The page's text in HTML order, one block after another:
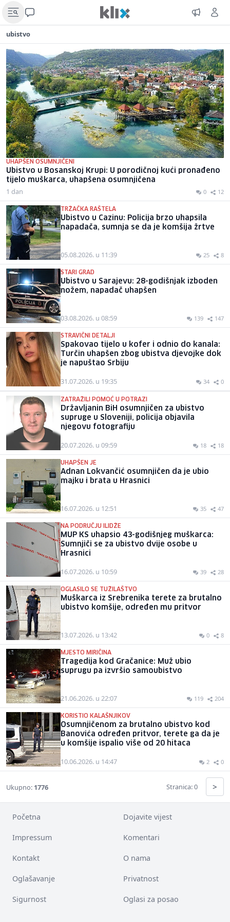
ubistvo
UHAPŠEN OSUMNJIČENI
Ubistvo u Bosanskoj Krupi: U porodičnoj kući pronađeno
tijelo muškarca, uhapšena osumnjičena
1 dan 0 12
TRŽAČKA RAŠTELA
Ubistvo u Cazinu: Policija brzo uhapsila
napadača, sumnja se da je komšija žrtve
05.08.2026. u 11:39 25 8
STARI GRAD
Ubistvo u Sarajevu: 28-godišnjak izboden
nožem, napadač uhapšen
03.08.2026. u 08:59 139 147
STRAVIČNI DETALJI
Spakovao tijelo u kofer i odnio do kanala:
Turčin uhapšen zbog ubistva djevojke dok
je napuštao Srbiju
31.07.2026. u 19:35 34 0
ZATRAŽILI POMOĆ U POTRAZI
Državljanin BiH osumnjičen za ubistvo
supruge u Sloveniji, policija objavila
njegovu fotografiju
20.07.2026. u 09:59 18 18
UHAPŠEN JE
Adnan Lokvančić osumnjičen da je ubio
majku i brata u Hrasnici
16.07.2026. u 12:51 35 47
NA PODRUČJU ILIDŽE
MUP KS uhapsio 43-godišnjeg muškarca:
Sumnjiči se za ubistvo dvije osobe u
Hrasnici
16.07.2026. u 10:59 39 28
OGLASILO SE TUŽILAŠTVO
Muškarca iz Srebrenika terete za brutalno
ubistvo komšije, određen mu pritvor
13.07.2026. u 13:42 0 8
MJESTO MIRIČINA
Tragedija kod Gračanice: Muž ubio
suprugu pa izvršio samoubistvo
21.06.2026. u 22:07 119 204
KORISTIO KALAŠNJIKOV
Osumnjičenom za brutalno ubistvo kod
Banovića određen pritvor, terete ga da je
u komšije ispalio više od 20 hitaca
10.06.2026. u 14:47 2 0
Ukupno: 1776 Stranica: 0 >
Početna Dojavite vijest
Impressum Komentari
Kontakt O nama
Oglašavanje Privatnost
Sigurnost Oglasi za posao